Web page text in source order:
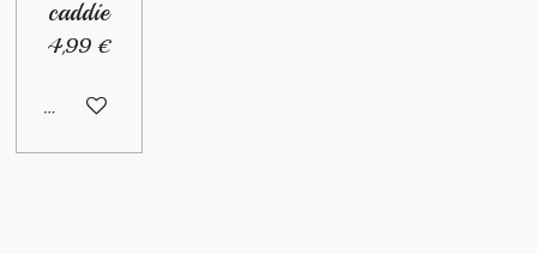
caddie
4,99 €
Ajouter au panier